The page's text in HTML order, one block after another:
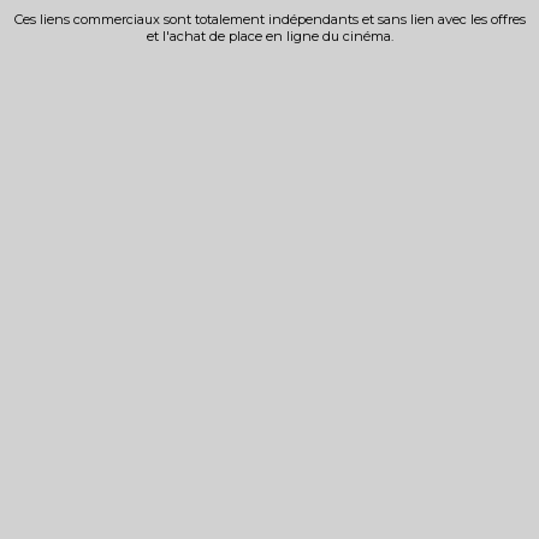
Ces liens commerciaux sont totalement indépendants et sans lien avec les offres
et l'achat de place en ligne du cinéma.